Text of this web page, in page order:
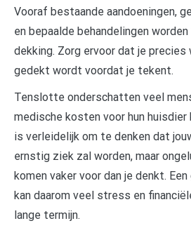
Vooraf bestaande aandoeningen,
en bepaalde behandelingen
dekking. Zorg ervoor dat je
gedekt wordt voordat je tekent.
Tenslotte onderschatten veel
medische kosten voor hun huisdier
is verleidelijk om te denken dat
ernstig ziek zal worden, maar
komen vaker voor dan je denkt.
kan daarom veel stress en
lange termijn.